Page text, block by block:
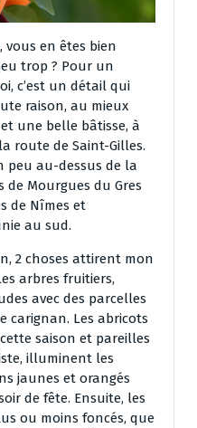
vous en êtes bien
trop ? Pour un
c’est un détail qui
raison, au mieux
une belle bâtisse, à
route de Saint-Gilles.
peu au-dessus de la
de Mourgues du Gres
de Nîmes et
au sud.
2 choses attirent mon
arbres fruitiers,
avec des parcelles
carignan. Les abricots
saison et pareilles
illuminent les
jaunes et orangés
de fête. Ensuite, les
ou moins foncés, que